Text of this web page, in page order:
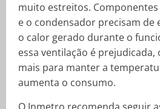
muito estreitos.
e o condensador precisam de
o calor gerado durante o
essa ventilação é
mais para manter a
aumenta o consumo.